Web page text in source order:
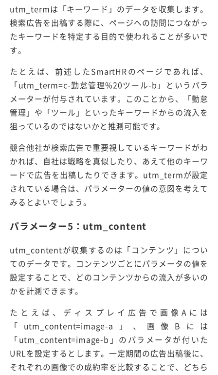
utm_termは「キーワード」のデータを収集します。
検索広告を出稿する際に、ページへの訪問につながっ
たキーワードを特定する目的で使われることが多いで
す。
たとえば、前述したSmartHRのページであれば、
「utm_term=c-勤怠管理%20ツール-b」というパラ
メーターが付与されています。このことから、「勤怠
管理」や「ツール」といったキーワードからの流入を
狙っているのではないかと推測可能です。
競合他社が検索広告で重要視しているキーワードがわ
かれば、自社は戦略を真似したり、あえて他のキーワ
ードで広告を出稿したりできます。utm_termが設定
されている場合は、パラメーターの値の意図を考えて
みるとよいでしょう。
パラメーター5：utm_content
utm_contentが収集するのは「コンテンツ」につい
てのデータです。コンテンツごとにパラメータの値を
設定することで、どのコンテンツからの流入が多いの
かを計測できます。
たとえば、ディスプレイ広告で画像Aには
「utm_content=image-a」、画像Bには
「utm_content=image-b」のパラメータが付いた
URLを設定するとします。一定期間の広告出稿後に、
それぞれの画像での成約率を比較することで、どちら